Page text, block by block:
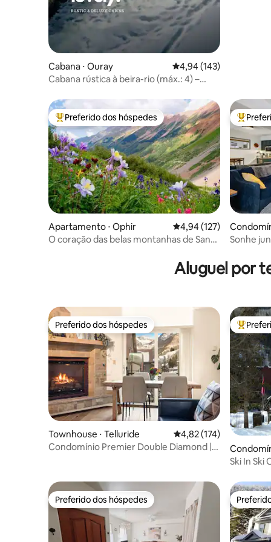
Cabana ⋅ Ouray 4,94 de uma avaliação
4,94 (143)
Cabana rústica à beira-rio (máx.: 4) –
Entre os melhores preferidos dos hóspedes
Preferido dos hóspedes
Apartamento ⋅ Ophir 4,94 de uma avaliação
4,94 (127)
O coração das belas montanhas de San
Entre
Sonhe
Aluguel por
Preferido dos hóspedes
Preferido dos hóspedes
Townhouse ⋅ Telluride 4,82 de uma avaliação
4,82 (174)
Condomínio Premier Double Diamond |
Entre
Ski In Ski
aquecida.
Preferido dos hóspedes
Preferido dos hóspedes